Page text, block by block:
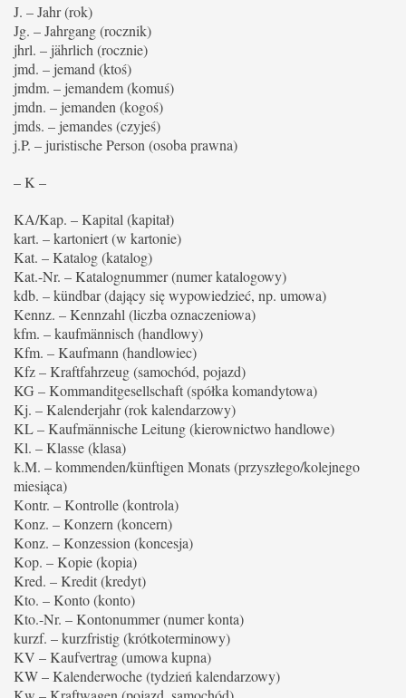
J. – Jahr (rok)
Jg. – Jahrgang (rocznik)
jhrl. – jährlich (rocznie)
jmd. – jemand (ktoś)
jmdm. – jemandem (komuś)
jmdn. – jemanden (kogoś)
jmds. – jemandes (czyjeś)
j.P. – juristische Person (osoba prawna)
– K –
KA/Kap. – Kapital (kapitał)
kart. – kartoniert (w kartonie)
Kat. – Katalog (katalog)
Kat.-Nr. – Katalognummer (numer katalogowy)
kdb. – kündbar (dający się wypowiedzieć, np. umowa)
Kennz. – Kennzahl (liczba oznaczeniowa)
kfm. – kaufmännisch (handlowy)
Kfm. – Kaufmann (handlowiec)
Kfz – Kraftfahrzeug (samochód, pojazd)
KG – Kommanditgesellschaft (spółka komandytowa)
Kj. – Kalenderjahr (rok kalendarzowy)
KL – Kaufmännische Leitung (kierownictwo handlowe)
Kl. – Klasse (klasa)
k.M. – kommenden/künftigen Monats (przyszłego/kolejnego
miesiąca)
Kontr. – Kontrolle (kontrola)
Konz. – Konzern (koncern)
Konz. – Konzession (koncesja)
Kop. – Kopie (kopia)
Kred. – Kredit (kredyt)
Kto. – Konto (konto)
Kto.-Nr. – Kontonummer (numer konta)
kurzf. – kurzfristig (krótkoterminowy)
KV – Kaufvertrag (umowa kupna)
KW – Kalenderwoche (tydzień kalendarzowy)